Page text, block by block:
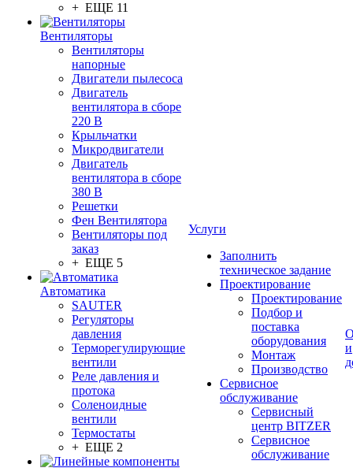
+ ЕЩЕ 11
Вентиляторы
Вентиляторы
напорные
Двигатели пылесоса
Двигатель
вентилятора в сборе
220 В
Крыльчатки
Микродвигатели
Двигатель
вентилятора в сборе
380 В
Решетки
Фен Вентилятора
Вентиляторы под
заказ
+ ЕЩЕ 5
Автоматика
SAUTER
Регуляторы
давления
Терморегулирующие
вентили
Реле давления и
протока
Соленоидные
вентили
Термостаты
+ ЕЩЕ 2
Услуги
Заполнить
техническое задание
Проектирование
Проектирование
Подбор и
поставка
оборудования
Монтаж
Производство
Сервисное
обслуживание
Сервисный
центр BITZER
Сервисное
обслуживание
и